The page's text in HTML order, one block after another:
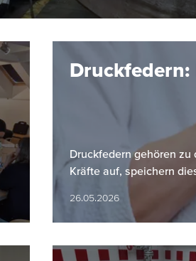
Druckfedern:
Druckfedern gehören
Kräfte auf, speichern
26.05.2026